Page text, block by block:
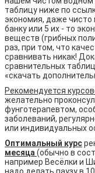
таблицу ниже по
экономия, даже чисто
банку или 5 их - то
веществ (грибных
раз, при том, что
сравнивать никак!
сравнительных
«скачать
Рекомендуется
желательно
фунготерапевтом,
заболеваний,
или индивидуальных
Оптимальный курс
месяца (обычно в
например Весёлки и